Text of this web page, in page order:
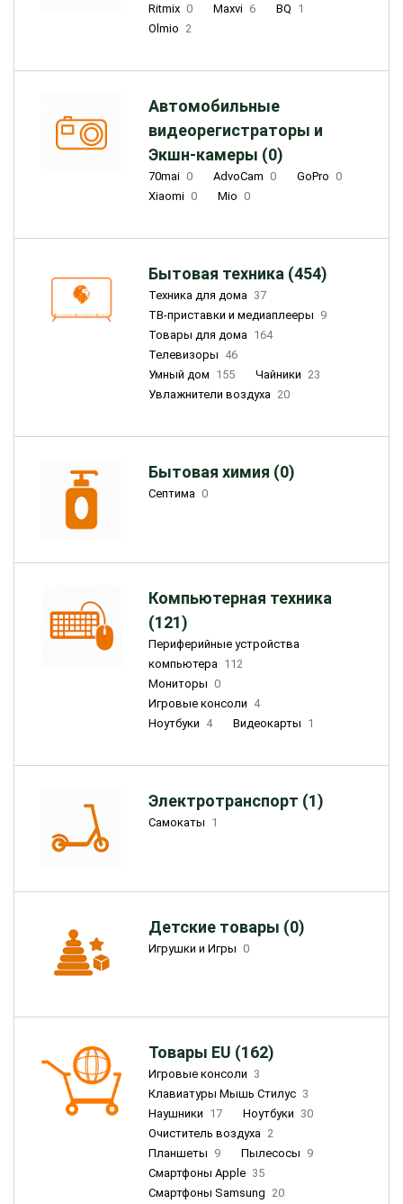
Ritmix 0 Maxvi 6 BQ 1
Olmio 2
Автомобильные
видеорегистраторы и
Экшн-камеры (0)
70mai 0 AdvoCam 0 GoPro 0
Xiaomi 0 Mio 0
Бытовая техника (454)
Техника для дома 37
ТВ-приставки и медиаплееры 9
Товары для дома 164
Телевизоры 46
Умный дом 155 Чайники 23
Увлажнители воздуха 20
Бытовая химия (0)
Септима 0
Компьютерная техника
(121)
Периферийные устройства
компьютера 112
Мониторы 0
Игровые консоли 4
Ноутбуки 4 Видеокарты 1
Электротранспорт (1)
Самокаты 1
Детские товары (0)
Игрушки и Игры 0
Товары EU (162)
Игровые консоли 3
Клавиатуры Мышь Стилус 3
Наушники 17 Ноутбуки 30
Очиститель воздуха 2
Планшеты 9 Пылесосы 9
Смартфоны Apple 35
Смартфоны Samsung 20